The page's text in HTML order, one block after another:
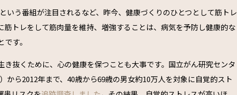
いう番組が注目されるなど、昨今、健康づくりのひとつとして筋トレ
筋トレをして筋肉量を維持、増強することは、病気を予防し健康的な
す。
き抜くために、心の健康を保つことも大事です。国立がん研究センタ
から2012年まで、40歳から69歳の男女約10万人を対象に自覚的スト